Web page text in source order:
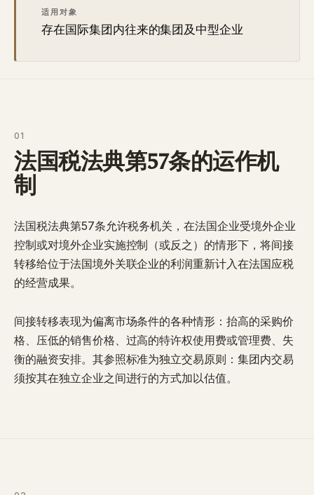
适用对象
存在国际集团内往来的集团及中型企业
01
法国税法典第57条的运作机
制
法国税法典第57条允许税务机关，在法国企业受境外企业
控制或对境外企业实施控制（或反之）的情形下，将间接
转移给位于法国境外关联企业的利润重新计入在法国应税
的经营成果。
间接转移表现为偏离市场条件的各种情形：抬高的采购价
格、压低的销售价格、过高的特许权使用费或管理费、失
衡的融资安排。其参照标准为独立交易原则 ：集团内交易
须按其在独立企业之间进行的方式加以估值。